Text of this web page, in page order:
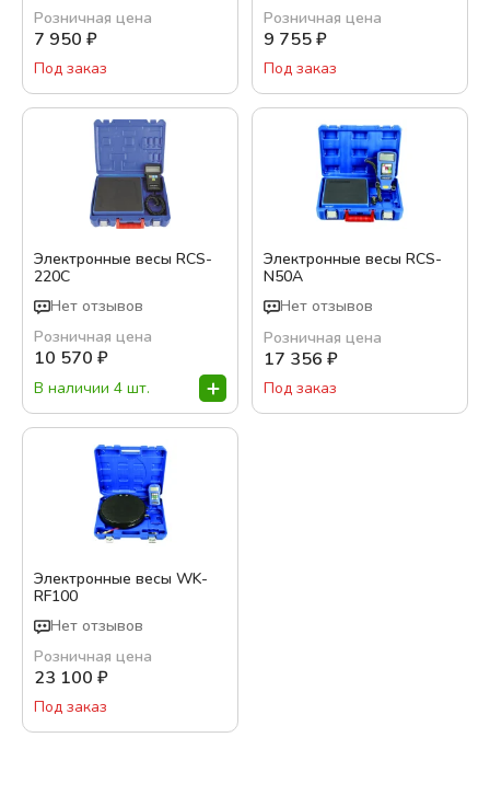
Розничная цена
7 950 ₽
Под заказ
Розничная цена
9 755₽
Под заказ
Электронные весы RCS-
220C
Нет отзывов
Розничная цена
10 570 ₽
В наличии 4 шт.
Электронные весы RCS-
N50A
Нет отзывов
Розничная цена
17 356 ₽
Под заказ
Электронные весы WK-
RF100
Нет отзывов
Розничная цена
23 100 ₽
Под заказ